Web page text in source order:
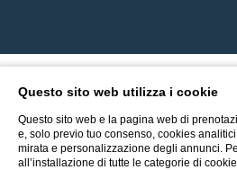
Questo sito web utilizza i cookie
Questo sito web e la pagina web di
e, solo previo tuo consenso, cookies
mirata e personalizzazione degli annunci.
all’installazione di tutte le categorie di